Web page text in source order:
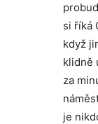
si říká
když
klidně
za
je